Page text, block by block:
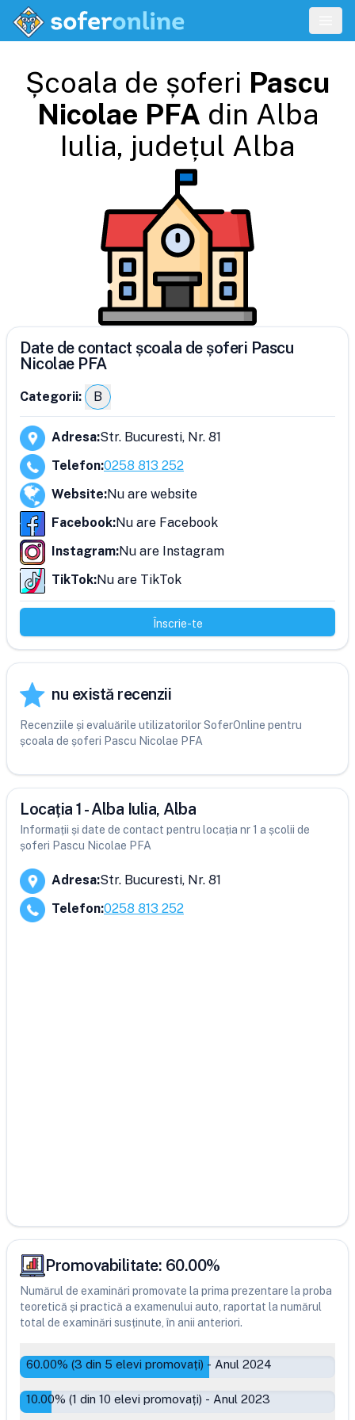
Școala de șoferi Pascu
Nicolae PFA din Alba
Iulia, județul Alba
Date de contact școala de șoferi Pascu
Nicolae PFA
Categorii: B
Adresa:Str. Bucuresti, Nr. 81
Telefon:0258 813 252
Website:Nu are website
Facebook:Nu are Facebook
Instagram:Nu are Instagram
TikTok:Nu are TikTok
Înscrie-te
nu există recenzii
Recenziile și evaluările utilizatorilor SoferOnline pentru
școala de șoferi Pascu Nicolae PFA
Locația 1 - Alba Iulia, Alba
Informații și date de contact pentru locația nr 1 a școlii de
șoferi Pascu Nicolae PFA
Adresa:Str. Bucuresti, Nr. 81
Telefon:0258 813 252
Promovabilitate: 60.00%
Numărul de examinări promovate la prima prezentare la proba
teoretică și practică a examenului auto, raportat la numărul
total de examinări susținute, în anii anteriori.
60.00% (3 din 5 elevi promovați) - Anul 2024
10.00% (1 din 10 elevi promovați) - Anul 2023